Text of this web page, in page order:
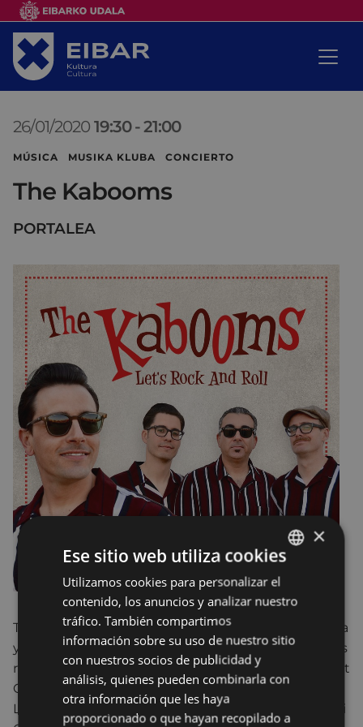
26/01/2020 19:30 -21:00
MÚSICA MUSIKA KLUBA CONCIERTO
The Kabooms
PORTALEA
The Kabooms son una banda afincada en Barcelona
y fundada en 2014 con integrantes de varios grupos
reconocidos en el ámbito del rock and roll 50'S, Matt
Oliveraa la voz (Matt and The Peabody Ducks) El
Lega a la guitarra (Legacaster, Locos del Oeste), Xavi
BASQUE
SPANISH
×
Ese sitio web utiliza cookies
Utilizamos cookies para personalizar el
contenido, los anuncios y analizar nuestro
tráfico. También compartimos
información sobre su uso de nuestro sitio
con nuestros socios de publicidad y
análisis, quienes pueden combinarla con
otra información que les haya
proporcionado o que hayan recopilado a